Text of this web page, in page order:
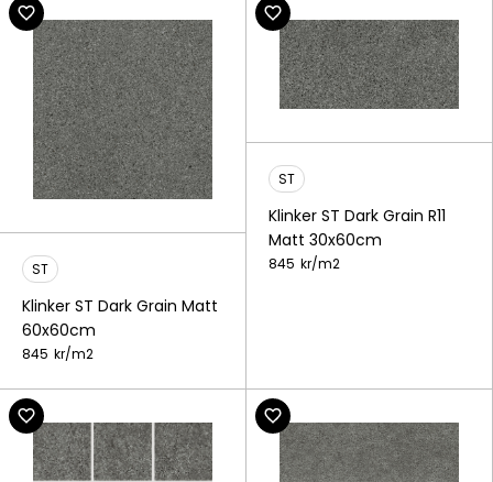
ST
Klinker ST Dark Grain Matt
60x60cm
845 kr/m2
ST
Klinker ST Dark Grain R11
Matt 30x60cm
845 kr/m2